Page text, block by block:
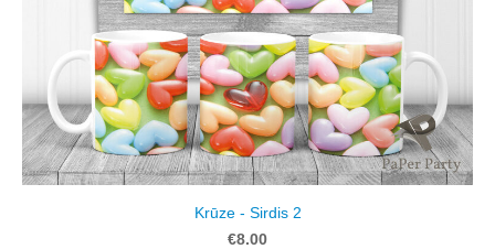
Krūze - Sirdis 2
€8.00